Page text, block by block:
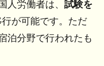
人労働者は、 試験を
が可能です。ただ
泊分野で行われたも